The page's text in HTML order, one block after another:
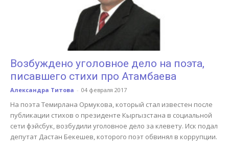
Возбуждено уголовное дело на поэта,
писавшего стихи про Атамбаева
Александра Титова - 04 февраля 2017
На поэта Темирлана Ормукова, который стал известен после
публикации стихов о президенте Кыргызстана в социальной
сети фэйсбук, возбудили уголовное дело за клевету. Иск подал
депутат Дастан Бекешев, которого поэт обвинял в коррупции.